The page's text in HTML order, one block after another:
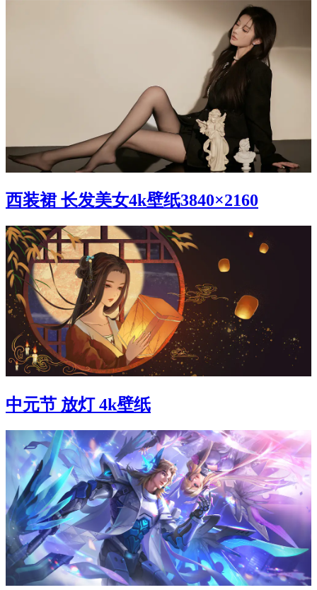
西装裙 长发美女4k壁纸3840×2160
中元节 放灯 4k壁纸